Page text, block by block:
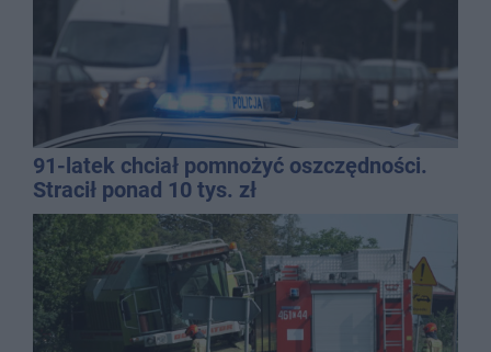
91-latek chciał pomnożyć oszczędności.
Stracił ponad 10 tys. zł